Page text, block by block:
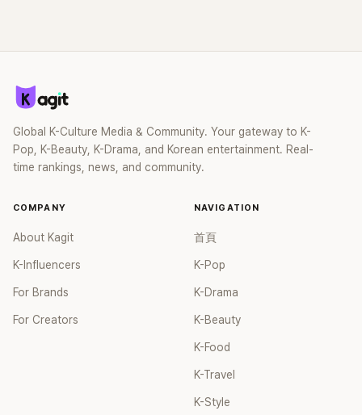
Global K-Culture Media & Community. Your gateway to K-
Pop, K-Beauty, K-Drama, and Korean entertainment. Real-
time rankings, news, and community.
COMPANY
About Kagit
K-Influencers
For Brands
For Creators
NAVIGATION
首頁
K-Pop
K-Drama
K-Beauty
K-Food
K-Travel
K-Style